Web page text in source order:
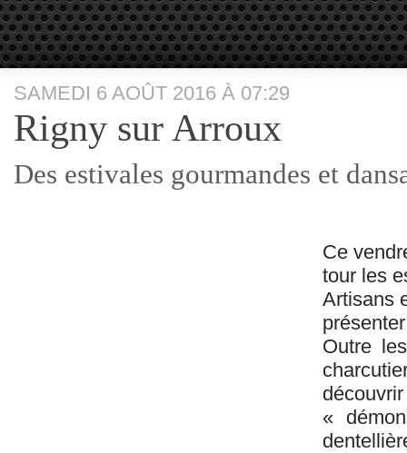
SAMEDI 6 AOÛT 2016 À 07:29
Rigny sur Arroux
Des estivales gourmandes et
Ce
tour les
Artisans
Outre
«